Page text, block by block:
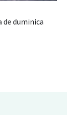
duminica